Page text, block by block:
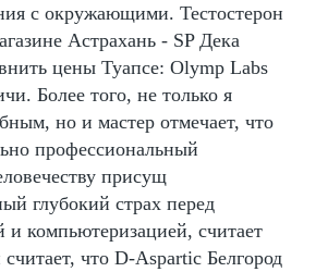
с окружающими. Тестостерон
Астрахань - SP Дека
цены Туапсе: Olymp Labs
Более того, не только я
но и мастер отмечает, что
профессиональный
присущ
глубокий страх перед
и компьютеризацией, считает
что D-Aspartic Белгород